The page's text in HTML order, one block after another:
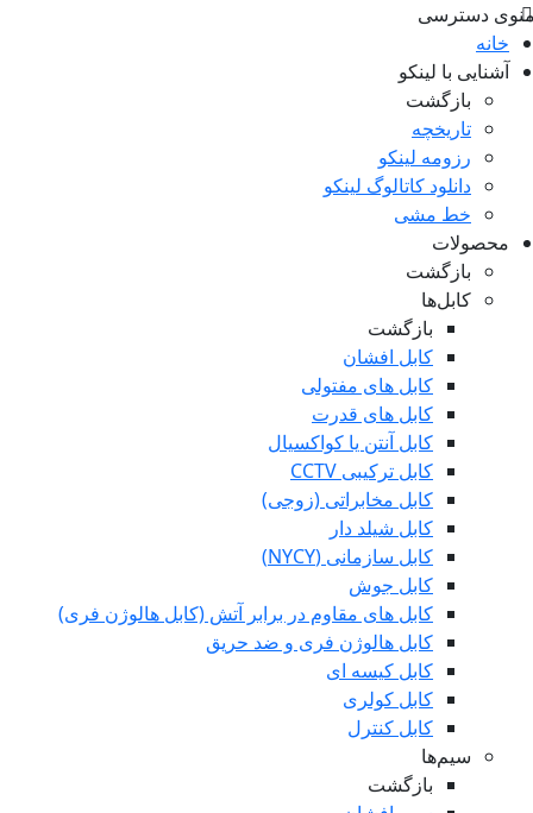
دسترسی
خانه
آشنایی با لینکو
بازگشت
تاریخچه
رزومه لینکو
دانلود کاتالوگ لینکو
خط مشی
محصولات
بازگشت
کابل‌ها
بازگشت
کابل افشان
کابل های مفتولی
کابل های قدرت
کابل آنتن یا کواکسیال
کابل ترکیبی CCTV
کابل مخابراتی (زوجی)
کابل شیلد دار
کابل سازمانی (NYCY)
کابل جوش
کابل های مقاوم در برابر آتش (کابل هالوژن فری)
کابل هالوژن فری و ضد حریق
کابل کیسه ای
کابل کولری
کابل کنترل
سیم‌ها
بازگشت